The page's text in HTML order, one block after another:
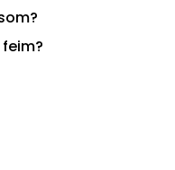
feim?